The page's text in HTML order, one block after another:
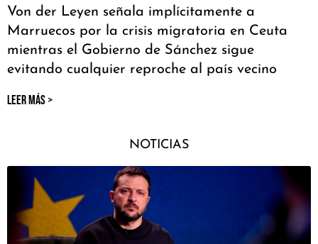
Von der Leyen señala implícitamente a
Marruecos por la crisis migratoria en Ceuta
mientras el Gobierno de Sánchez sigue
evitando cualquier reproche al país vecino
LEER MÁS >
NOTICIAS